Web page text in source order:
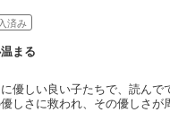
済み
まる
優しい良い子たちで、読んで
しさに救われ、その優しさが